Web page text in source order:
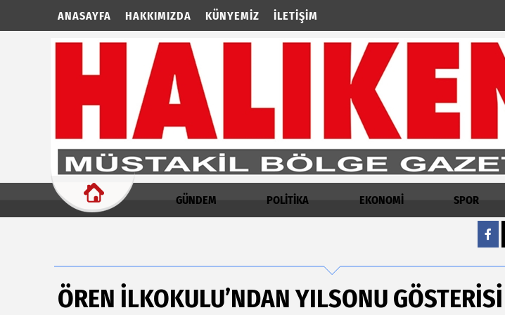
ANASAYFA HAKKIMIZDA KÜNYEMIZ İLETIŞIM
GÜNDEM POLİTİKA EKONOMİ SPOR
ÖREN İLKOKULU’NDAN YILSONU GÖSTERİSİ